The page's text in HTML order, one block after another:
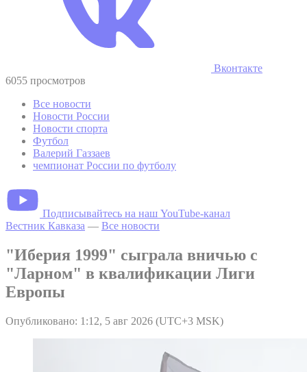
Вконтакте
6055 просмотров
Все новости
Новости России
Новости спорта
Футбол
Валерий Газзаев
чемпионат России по футболу
Подписывайтесь на наш YouTube-канал
Вестник Кавказа — Все новости
"Иберия 1999" сыграла вничью с
"Ларном" в квалификации Лиги
Европы
Опубликовано: 1:12, 5 авг 2026 (UTC+3 MSK)